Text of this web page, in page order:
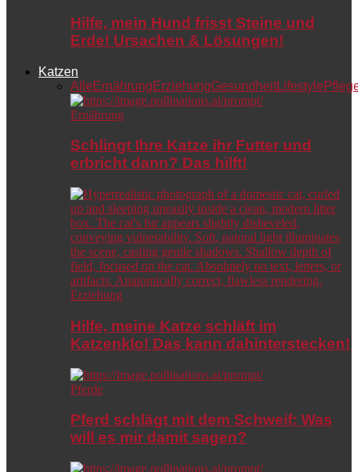
Hilfe, mein Hund frisst Steine und
Erde! Ursachen & Lösungen!
Katzen
Alle Ernährung ErziehungGesundheitLifestyle
Ernährung
Schlingt Ihre Katze ihr Futter und
erbricht dann? Das hilft!
Erziehung
Hilfe, meine Katze schläft im
Katzenklo! Das kann dahinterstecken!
Pferde
Pferd schlägt mit dem Schweif: Was
will es mir damit sagen?